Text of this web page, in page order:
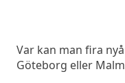
Var kan man fira
Göteborg eller